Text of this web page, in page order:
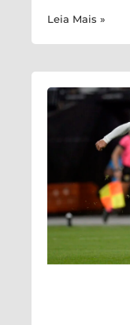
Leia Mais »